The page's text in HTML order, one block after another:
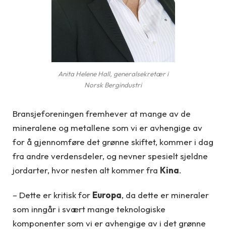
Anita Helene Hall, generalsekretær i
Norsk Bergindustri
Bransjeforeningen fremhever at mange av de
mineralene og metallene som vi er avhengige av
for å gjennomføre det grønne skiftet, kommer i dag
fra andre verdensdeler, og nevner spesielt sjeldne
jordarter, hvor nesten alt kommer fra Kina.
– Dette er kritisk for Europa, da dette er mineraler
som inngår i svært mange teknologiske
komponenter som vi er avhengige av i det grønne